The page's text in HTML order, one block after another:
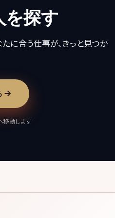
を探す
に合う仕事が、きっと見つか
移動します